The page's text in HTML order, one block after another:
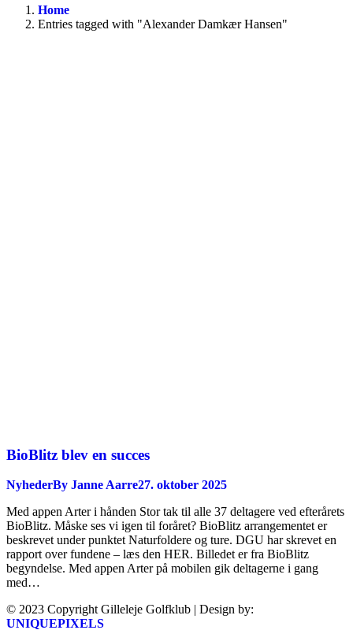
Home
Entries tagged with "Alexander Damkær Hansen"
BioBlitz blev en succes
NyhederBy Janne Aarre27. oktober 2025
Med appen Arter i hånden Stor tak til alle 37 deltagere ved efterårets
BioBlitz. Måske ses vi igen til foråret? BioBlitz arrangementet er
beskrevet under punktet Naturfoldere og ture. DGU har skrevet en
rapport over fundene – læs den HER. Billedet er fra BioBlitz
begyndelse. Med appen Arter på mobilen gik deltagerne i gang
med…
© 2023 Copyright Gilleleje Golfklub | Design by:
UNIQUEPIXELS